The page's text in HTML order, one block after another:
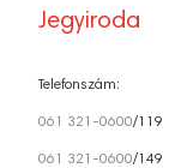
Jegyiroda
Telefonszám:
061 321-0600/119
061 321-0600/149